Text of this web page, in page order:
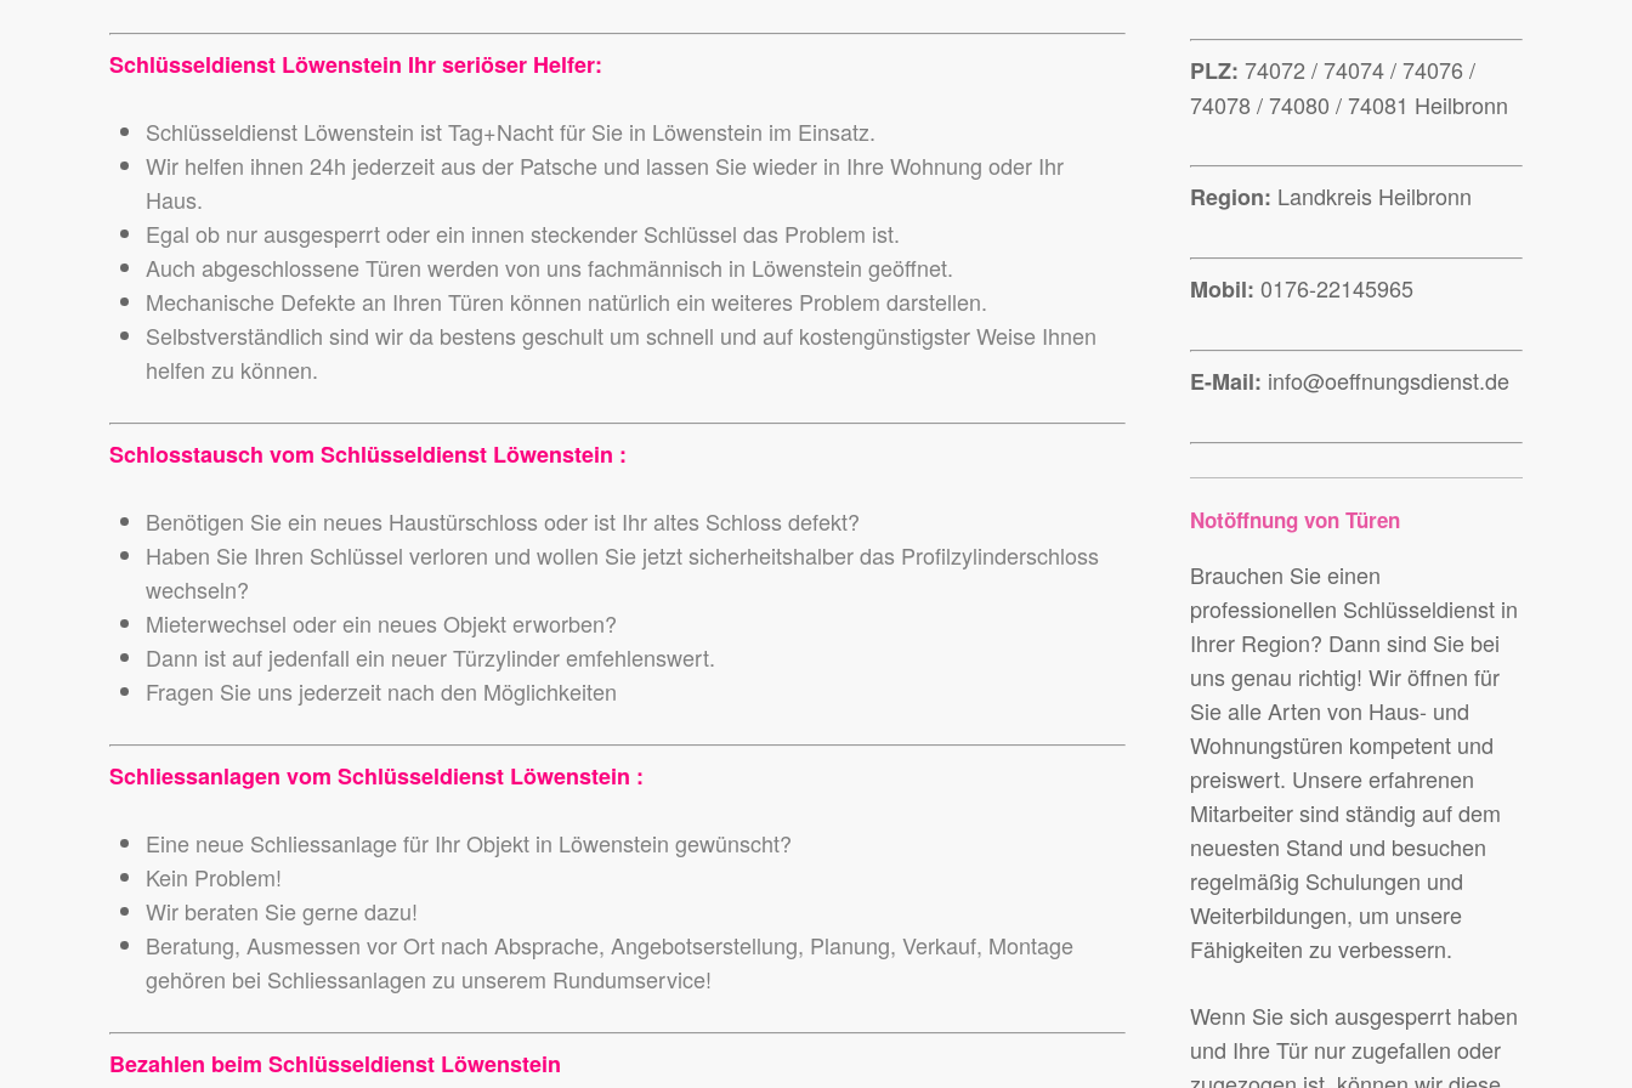
Schlüsseldienst Löwenstein Ihr seriöser Helfer:
Schlüsseldienst Löwenstein ist Tag+Nacht für Sie in Löwenstein im Einsatz.
Wir helfen ihnen 24h jederzeit aus der Patsche und lassen Sie wieder in Ihre Wohnung oder Ihr
Haus.
Egal ob nur ausgesperrt oder ein innen steckender Schlüssel das Problem ist.
Auch abgeschlossene Türen werden von uns fachmännisch in Löwenstein geöffnet.
Mechanische Defekte an Ihren Türen können natürlich ein weiteres Problem darstellen.
Selbstverständlich sind wir da bestens geschult um schnell und auf kostengünstigster Weise Ihnen
helfen zu können.
Schlosstausch vom Schlüsseldienst Löwenstein :
Benötigen Sie ein neues Haustürschloss oder ist Ihr altes Schloss defekt?
Haben Sie Ihren Schlüssel verloren und wollen Sie jetzt sicherheitshalber das Profilzylinderschloss
wechseln?
Mieterwechsel oder ein neues Objekt erworben?
Dann ist auf jedenfall ein neuer Türzylinder emfehlenswert.
Fragen Sie uns jederzeit nach den Möglichkeiten
Schliessanlagen vom Schlüsseldienst Löwenstein :
Eine neue Schliessanlage für Ihr Objekt in Löwenstein gewünscht?
Kein Problem!
Wir beraten Sie gerne dazu!
Beratung, Ausmessen vor Ort nach Absprache, Angebotserstellung, Planung, Verkauf, Montage
gehören bei Schliessanlagen zu unserem Rundumservice!
Bezahlen beim Schlüsseldienst Löwenstein
PLZ: 74072 / 74074 / 74076 /
74078 / 74080 / 74081 Heilbronn
Region: Landkreis Heilbronn
Mobil: 0176-22145965
E-Mail: info@oeffnungsdienst.de
Notöffnung von Türen
Brauchen Sie einen
professionellen Schlüsseldienst in
Ihrer Region? Dann sind Sie bei
uns genau richtig! Wir öffnen für
Sie alle Arten von Haus- und
Wohnungstüren kompetent und
preiswert. Unsere erfahrenen
Mitarbeiter sind ständig auf dem
neuesten Stand und besuchen
regelmäßig Schulungen und
Weiterbildungen, um unsere
Fähigkeiten zu verbessern.
Wenn Sie sich ausgesperrt haben
und Ihre Tür nur zugefallen oder